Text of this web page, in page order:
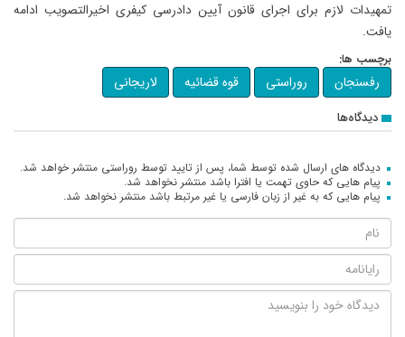
تمهیدات لازم برای اجرای قانون آیین دادرسی کیفری اخیرالتصویب ادامه
یافت.
برچسب ها:
رفسنجان روراستی قوه قضائیه لاریجانی
دیدگاه‌ها
دیدگاه های ارسال شده توسط شما، پس از تایید توسط روراستی منتشر خواهد شد.
پیام هایی که حاوی تهمت یا افترا باشد منتشر نخواهد شد.
پیام هایی که به غیر از زبان فارسی یا غیر مرتبط باشد منتشر نخواهد شد.